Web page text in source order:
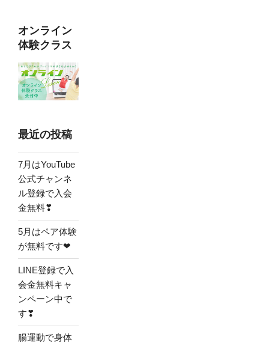
オンライン
体験クラス
最近の投稿
7月はYouTube
公式チャンネ
ル登録で入会
金無料❣
5月はペア体験
が無料です❤
LINE登録で入
会金無料キャ
ンペーン中で
す❣
腸運動で身体